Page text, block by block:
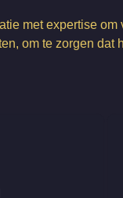
met expertise
om te zorgen